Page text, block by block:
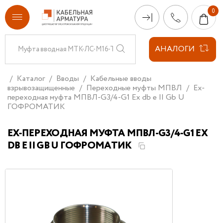
АНАЛОГИ
Каталог Вводы
Кабельные вводы
взрывозащищенные
Переходные муфты МПВЛ
Ex-
переходная муфта МПВЛ-G3/4-G1 Ех db e II Gb U
ГОФРОМАТИК
EX-ПЕРЕХОДНАЯ МУФТА МПВЛ-G3/4-G1 ЕХ
DB E II GB U ГОФРОМАТИК